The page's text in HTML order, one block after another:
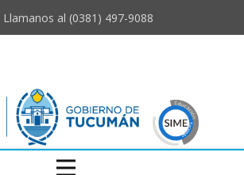
Llamanos al (0381) ​497-9088